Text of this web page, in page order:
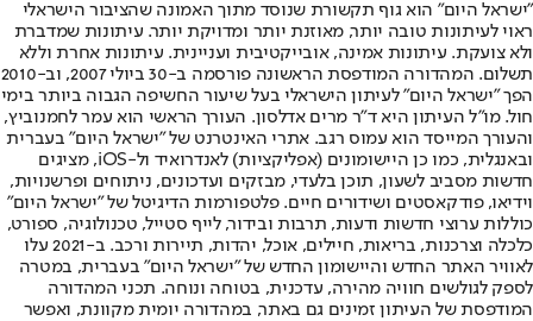
"ישראל היום" הוא גוף תקשורת שנוסד מתוך האמונה שהציבור הישראלי
ראוי לעיתונות טובה יותר, מאוזנת יותר ומדויקת יותר. עיתונות שמדברת
ולא צועקת. עיתונות אמינה, אובייקטיבית ועניינית. עיתונות אחרת וללא
תשלום. המהדורה המודפסת הראשונה פורסמה ב-30 ביולי 2007, וב-2010
הפך "ישראל היום" לעיתון הישראלי בעל שיעור החשיפה הגבוה ביותר בימי
חול. מו"ל העיתון היא ד"ר מרים אדלסון. העורך הראשי הוא עמר לחמנוביץ,
והעורך המייסד הוא עמוס רגב. אתרי האינטרנט של "ישראל היום" בעברית
ובאנגלית, כמו כן היישומונים (אפליקציות) לאנדרואיד ול-iOS, מציגים
חדשות מסביב לשעון, תוכן בלעדי, מבזקים ועדכונים, ניתוחים ופרשנויות,
וידיאו, פודקאסטים ושידורים חיים. פלטפורמות הדיגיטל של "ישראל היום"
כוללות ערוצי חדשות ודעות, תרבות ובידור, לייף סטייל, טכנולוגיה, ספורט,
כלכלה וצרכנות, בריאות, חיילים, אוכל, יהדות, תיירות ורכב. ב-2021 עלו
לאוויר האתר החדש והיישומון החדש של "ישראל היום" בעברית, במטרה
לספק לגולשים חוויה מהירה, עדכנית, בטוחה ונוחה. תכני המהדורה
המודפסת של העיתון זמינים גם באתר, במהדורה יומית מקוונת, ואפשר